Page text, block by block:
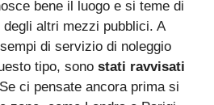
bene il luogo e si teme di
altri mezzi pubblici. A
di servizio di noleggio
tipo, sono stati ravvisati
ci pensate ancora prima si